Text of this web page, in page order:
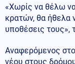
«Χωρίς να θέλω
κρατών, θα ήθελα
υποθέσεις τους»,
Αναφερόμενος
νέου στους